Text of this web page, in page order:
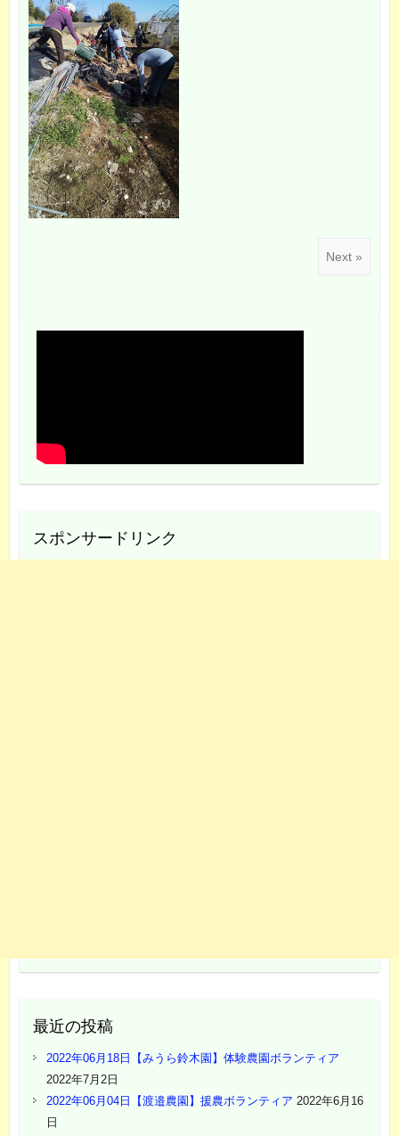
Next »
スポンサードリンク
最近の投稿
2022年06月18日【みうら鈴木園】体験農園ボランティア
2022年7月2日
2022年06月04日【渡邉農園】援農ボランティア 2022年6月16
日